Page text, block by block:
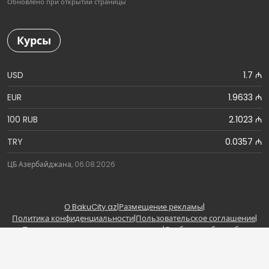
Курсы
USD
1.7 ₼
EUR
1.9633 ₼
100 RUB
2.1023 ₼
TRY
0.0357 ₼
ЦБ Азербайджана, 06.08.2026
О BakuCity.az|Размещение рекламы|
Политика конфиденциальности|Пользовательское соглашение|
Правила использования материалов|Сообщить об ошибке